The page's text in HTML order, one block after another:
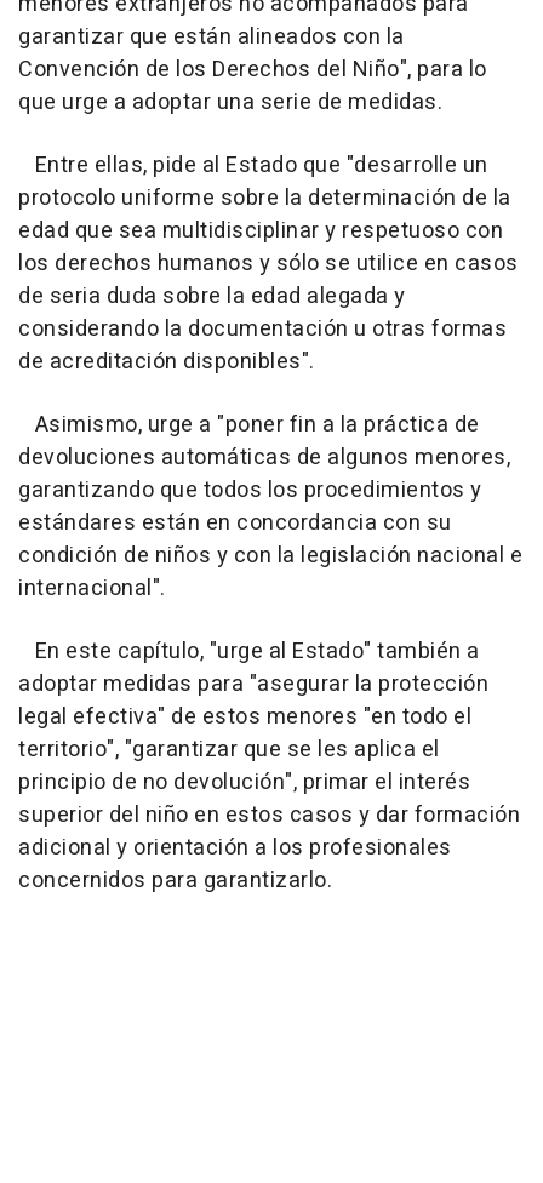
garantizar que están alineados con la
Convención de los Derechos del Niño", para lo
que urge a adoptar una serie de medidas.
Entre ellas, pide al Estado que "desarrolle un
protocolo uniforme sobre la determinación de la
edad que sea multidisciplinar y respetuoso con
los derechos humanos y sólo se utilice en casos
de seria duda sobre la edad alegada y
considerando la documentación u otras formas
de acreditación disponibles".
Asimismo, urge a "poner fin a la práctica de
devoluciones automáticas de algunos menores,
garantizando que todos los procedimientos y
estándares están en concordancia con su
condición de niños y con la legislación nacional e
internacional".
En este capítulo, "urge al Estado" también a
adoptar medidas para "asegurar la protección
legal efectiva" de estos menores "en todo el
territorio", "garantizar que se les aplica el
principio de no devolución", primar el interés
superior del niño en estos casos y dar formación
adicional y orientación a los profesionales
concernidos para garantizarlo.